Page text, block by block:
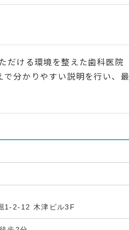
だける環境を整えた歯科医院
分かりやすい説明を行い、最
1-2-12 木津ビル3F